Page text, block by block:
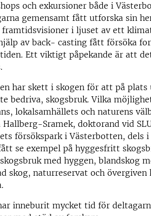
och exkursioner både i
gemensamt fått utforska sin
i ljuset av ett
av back- casting fått försöka
Ett viktigt påpekande är att
har skett i skogen för att på
bedriva, skogsbruk. Vilka
lokalsamhällets och naturens
Sramek, doktorand vid
försökspark i Västerbotten, dels i
se exempel på hyggesfritt
med hyggen, blandskog
skog, naturreservat och
inneburit mycket tid för